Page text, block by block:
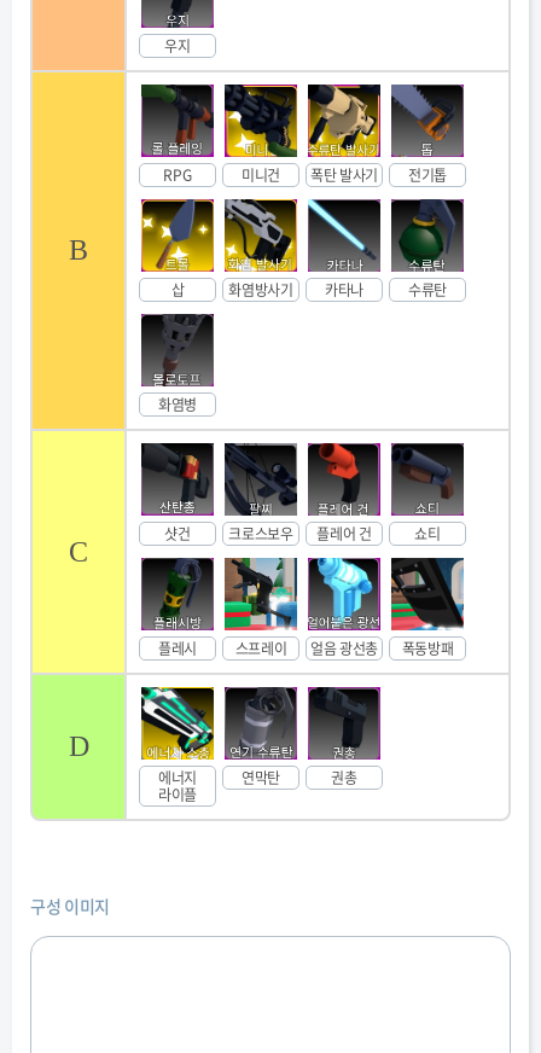
우지
B
RPG 미니건 폭탄 발사기 전기톱
삽 화염방사기 카타나 수류탄
화염병
C
샷건 크로스보우 플레어 건 쇼티
플레시 스프레이 얼음 광선총 폭동방패
D
에너지
라이플
연막탄 권총
구성 이미지